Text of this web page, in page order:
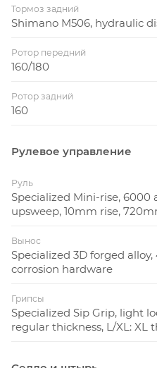
Тормоз задний
Shimano M506, hydraulic
Ротор передний
160/180
Ротор задний
160
Рулевое управление
Руль
Specialized Mini-rise, 6000
upsweep, 10mm rise,
Вынос
Specialized 3D forged
corrosion hardware
Грипсы
Specialized Sip Grip, light
regular thickness, L/XL: XL